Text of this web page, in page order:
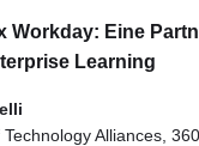
Workday: Eine
Learning
Alliances,